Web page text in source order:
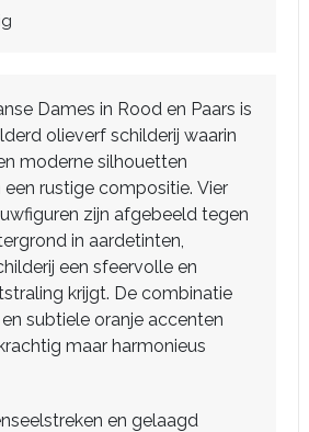
Dames in Rood en Paars is
olieverf schilderij waarin
moderne silhouetten
rustige compositie. Vier
zijn afgebeeld tegen
in aardetinten,
een sfeervolle en
krijgt. De combinatie
subtiele oranje accenten
maar harmonieus
en gelaagd